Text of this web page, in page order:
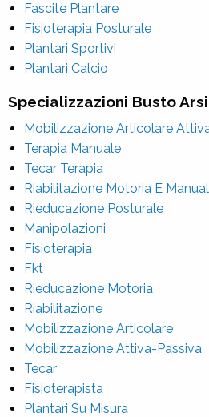
Fascite Plantare
Fisioterapia Posturale
Plantari Sportivi
Plantari Calcio
Specializzazioni Busto
Mobilizzazione Articolare
Terapia Manuale
Tecar Terapia
Riabilitazione Motoria E
Rieducazione Posturale
Manipolazioni
Fisioterapia
Fkt
Rieducazione Motoria
Riabilitazione
Mobilizzazione Articolare
Mobilizzazione Attiva-Passiva
Tecar
Fisioterapista
Plantari Su Misura